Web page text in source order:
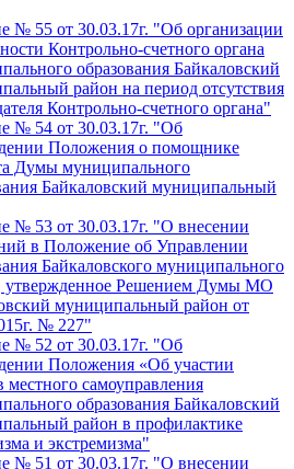
№ 55 от 30.03.17г. "Об организации
Контрольно-счетного органа
образования Байкаловский
район на период отсутствия
Контрольно-счетного органа"
№ 54 от 30.03.17г. "Об
Положения о помощнике
Думы муниципального
Байкаловский муниципальный
№ 53 от 30.03.17г. "О внесении
в Положение об Управлении
Байкаловского муниципального
утвержденное Решением Думы МО
муниципальный район от
№ 227"
№ 52 от 30.03.17г. "Об
Положения «Об участии
местного самоуправления
образования Байкаловский
район в профилактике
и экстремизма"
№ 51 от 30.03.17г. "О внесении